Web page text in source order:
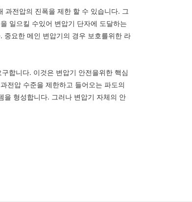
과전압의 진폭을 제한 할 수 있습니다. 그
일으킬 수있어 변압기 단자에 도달하는
요한 메인 변압기의 경우 보호를위한 라
합니다. 이것은 변압기 안전을위한 핵심
전압 수준을 제한하고 들어오는 파도의
을 형성합니다. 그러나 변압기 자체의 안